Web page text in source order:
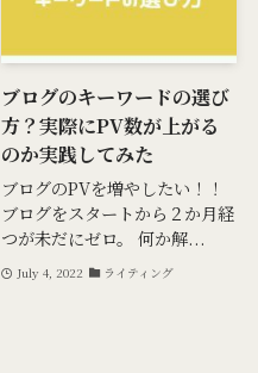
ブログのキーワードの選び
方？実際にPV数が上がる
のか実践してみた
ブログのPVを増やしたい！！
ブログをスタートから２か月経
つが未だにゼロ。 何か解...
July 4, 2022 ライティング